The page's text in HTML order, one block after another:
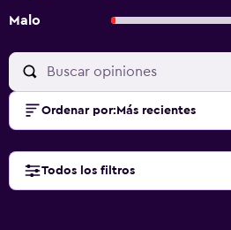
Malo
Ordenar por: Más recientes
Todos los filtros